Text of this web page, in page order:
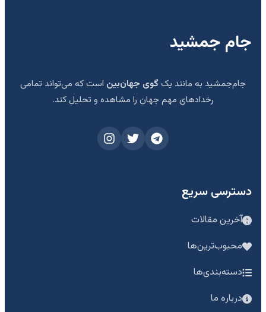
جام جمشید
جام‌جمشید به مانند یک گوی جهان‌بین است که می‌تواند تمامی
رخدادهای مهم جهان را مشاهده و تحلیل کند.
دسترسی سریع
آخرین مقالات
محبوب‌ترین‌ها
دسته‌بندی‌ها
درباره ما